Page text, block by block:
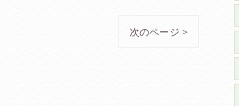
次のページ >